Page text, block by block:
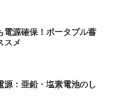
電源確保！ポータブル蓄
スメ
源：亜鉛・塩素電池のし